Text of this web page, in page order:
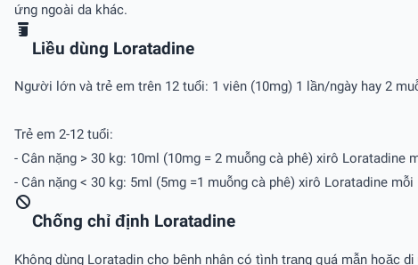
ứng ngoài da khác.
Liều dùng Loratadine
Người lớn và trẻ em trên 12 tuổi: 1 viên (10mg) 1 lần/ngày hay 2
Trẻ em 2-12 tuổi:
- Cân nặng > 30 kg: 10ml (10mg = 2 muỗng cà phê) xirô Loratadine
- Cân nặng < 30 kg: 5ml (5mg =1 muỗng cà phê) xirô Loratadine mỗi
Chống chỉ định Loratadine
Không dùng Loratadin cho bệnh nhân có tình trạng quá mẫn hoặc